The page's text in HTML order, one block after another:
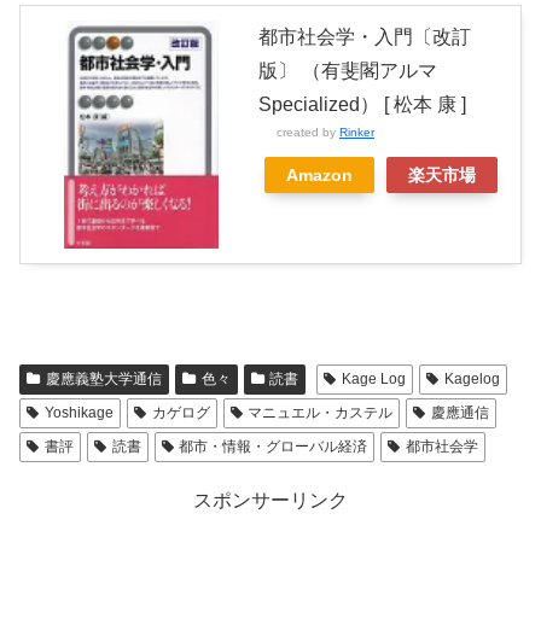
都市社会学・入門〔改訂
版〕 （有斐閣アルマ
Specialized） [ 松本 康 ]
created by Rinker
Amazon 楽天市場
慶應義塾大学通信 色々 読書 Kage Log
Kagelog
Yoshikage
カゲログ マニュエル・カステル
慶應通信
書評
読書 都市・情報・グローバル経済 都市社会学
スポンサーリンク